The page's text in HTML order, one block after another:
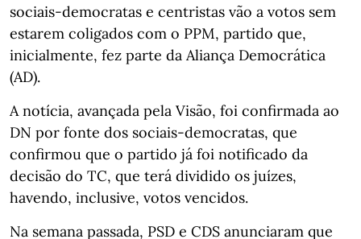
sociais-democratas e centristas vão a votos sem
estarem coligados com o PPM, partido que,
inicialmente, fez parte da Aliança Democrática
(AD).
A notícia, avançada pela Visão, foi confirmada ao
DN por fonte dos sociais-democratas, que
confirmou que o partido já foi notificado da
decisão do TC, que terá dividido os juízes,
havendo, inclusive, votos vencidos.
Na semana passada, PSD e CDS anunciaram que